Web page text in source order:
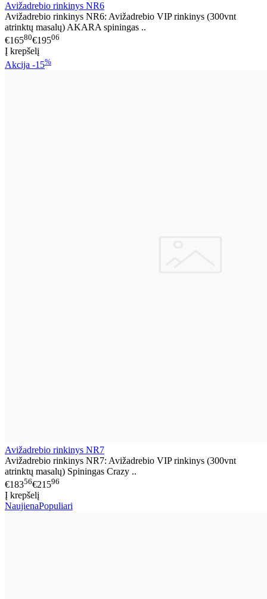
Avižadrebio rinkinys NR6
Avižadrebio rinkinys NR6: Avižadrebio VIP rinkinys (300vnt
atrinktų masalų) AKARA spiningas ..
€16580€19506
Į krepšelį
Akcija -15%
Avižadrebio rinkinys NR7
Avižadrebio rinkinys NR7: Avižadrebio VIP rinkinys (300vnt
atrinktų masalų) Spiningas Crazy ..
€18356€21596
Į krepšelį
NaujienaPopuliari